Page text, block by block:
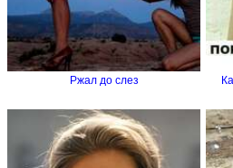
Ржал до слез